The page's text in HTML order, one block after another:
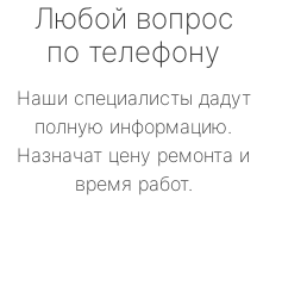
Любой вопрос
по телефону
Наши специалисты дадут
полную информацию.
Назначат цену ремонта и
время работ.